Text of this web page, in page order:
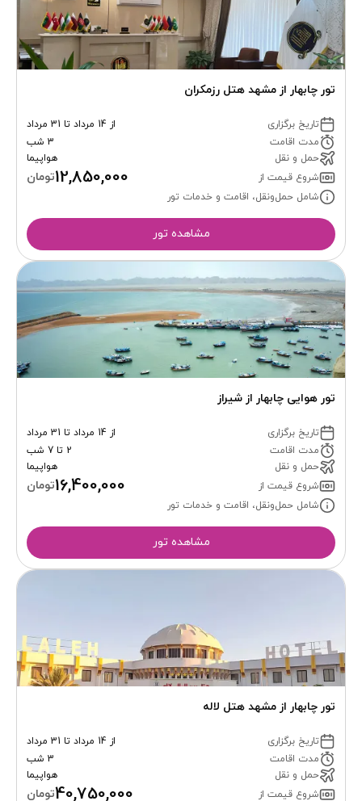
تور چابهار از مشهد هتل رزمکران
تاریخ برگزاری
از 14 مرداد تا 31 مرداد
مدت اقامت
3 شب
حمل و نقل
هواپیما
شروع قیمت از
12,850,000تومان
شامل حمل‌ونقل، اقامت و خدمات تور
مشاهده تور
تور هوایی چابهار از شیراز
تاریخ برگزاری
از 14 مرداد تا 31 مرداد
مدت اقامت
2 تا 7 شب
حمل و نقل
هواپیما
شروع قیمت از
16,400,000تومان
شامل حمل‌ونقل، اقامت و خدمات تور
مشاهده تور
تور چابهار از مشهد هتل لاله
تاریخ برگزاری
از 14 مرداد تا 31 مرداد
مدت اقامت
3 شب
حمل و نقل
هواپیما
شروع قیمت از
40,750,000تومان